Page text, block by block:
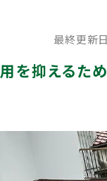
最終更新
を抑えるた